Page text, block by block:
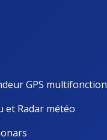
GPS multifonction
et Radar météo